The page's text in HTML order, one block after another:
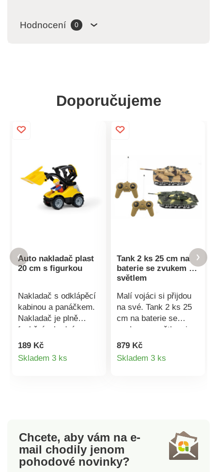
Hodnocení 0
Doporučujeme
Auto nakladač plast
20 cm s figurkou
Nakladač s odklápěcí
kabinou a panáčkem.
Nakladač je plně
funkční, vhodný na
písek i domů, je z
velmi odolný.Velikost:
189 Kč
Skladem 3 ks
Tank 2 ks 25 cm na
baterie se zvukem a
světlem
Malí vojáci si přijdou
na své. Tank 2 ks 25
cm na baterie se
zvukem a světlem je
připravený na
Vydává zvuky, střílí,
obsahuje: 2x tank, 2x
dálkové ovládání. Je
třeba, aby se každý
879 Kč
Skladem 3 ks
Chcete, aby vám na e-
mail chodily jenom
pohodové novinky?